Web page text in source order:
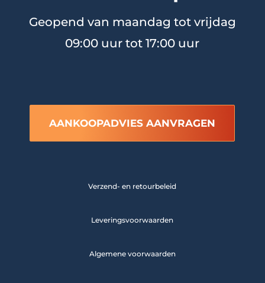
Geopend van maandag tot vrijdag
09:00 uur tot 17:00 uur
AANKOOPADVIES AANVRAGEN
Verzend- en retourbeleid
Leveringsvoorwaarden
Algemene voorwaarden